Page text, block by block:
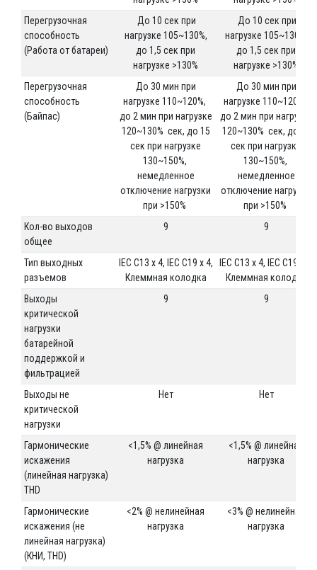
Перегрузочная
способность
(Работа от батареи)
До 10 сек при
нагрузке 105~130%,
до 1,5 сек при
нагрузке >130%
До 10 сек при
нагрузке 105~130%,
до 1,5 сек при
нагрузке >130%
Перегрузочная
способность
(Байпас)
До 30 мин при
нагрузке 110~120%,
до 2 мин при нагрузке
120~130% сек, до 15
сек при нагрузке
130~150%,
немедленное
отключение нагрузки
при >150%
До 30 мин при
нагрузке 110~120%,
до 2 мин при нагрузке
120~130% сек, до 15
сек при нагрузке
130~150%,
немедленное
отключение нагрузки
при >150%
Кол-во выходов
общее
9 9
Тип выходных
разъемов
IEC C13 x 4, IEC C19 x 4,
Клеммная колодка
IEC C13 x 4, IEC C19 x 4,
Клеммная колодка
Выходы
критической
нагрузки
батарейной
поддержкой и
фильтрацией
9 9
Выходы не
критической
нагрузки
Нет Нет
Гармонические
искажения
(линейная нагрузка)
THD
<1,5% @ линейная
нагрузка
<1,5% @ линейная
нагрузка
Гармонические
искажения (не
линейная нагрузка)
(КНИ, THD)
<2% @ нелинейная
нагрузка
<3% @ нелинейная
нагрузка